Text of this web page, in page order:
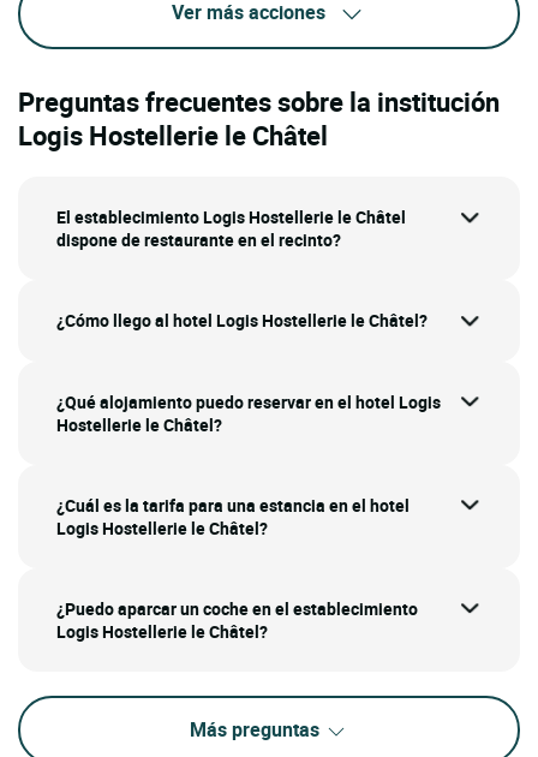
Ver más acciones
Preguntas frecuentes sobre la institución
Logis Hostellerie le Châtel
El establecimiento Logis Hostellerie le Châtel
dispone de restaurante en el recinto?
¿Cómo llego al hotel Logis Hostellerie le Châtel?
¿Qué alojamiento puedo reservar en el hotel Logis
Hostellerie le Châtel?
¿Cuál es la tarifa para una estancia en el hotel
Logis Hostellerie le Châtel?
¿Puedo aparcar un coche en el establecimiento
Logis Hostellerie le Châtel?
Más preguntas